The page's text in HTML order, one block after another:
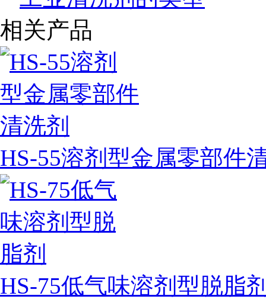
相关产品
HS-55溶剂型金属零部件
HS-75低气味溶剂型脱脂